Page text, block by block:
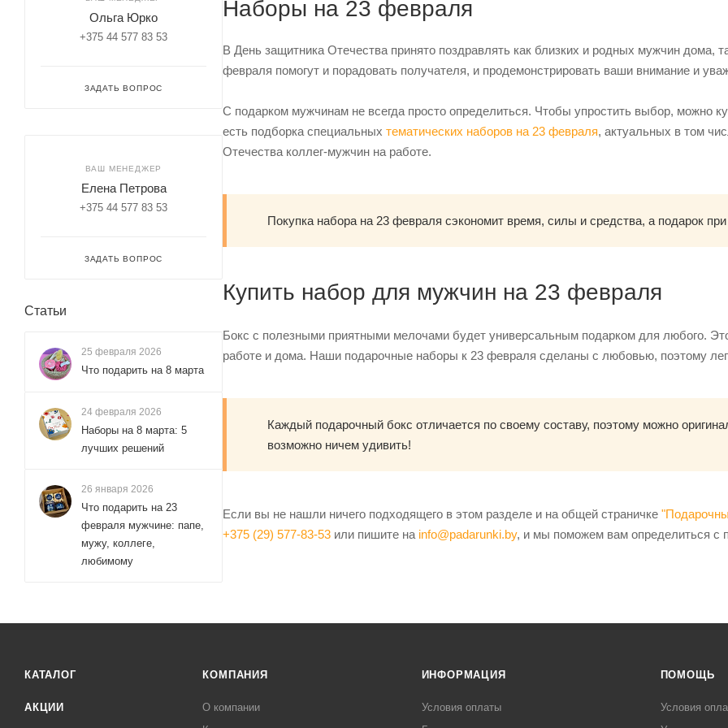
Наборы на 23 февраля
В День защитника Отечества принято поздравлять как близких и родных мужчин дома,
февраля помогут и порадовать получателя, и продемонстрировать ваши внимание и
С подарком мужчинам не всегда просто определиться. Чтобы упростить выбор, можно
есть подборка специальных тематических наборов на 23 февраля, актуальных в том
Отечества коллег-мужчин на работе.
Покупка набора на 23 февраля сэкономит время, силы и средства, а подарок
Купить набор для мужчин на 23 февраля
Бокс с полезными приятными мелочами будет универсальным подарком для любого.
работе и дома. Наши подарочные наборы к 23 февраля сделаны с любовью, поэтому
Каждый подарочный бокс отличается по своему составу, поэтому можно
возможно ничем удивить!
Если вы не нашли ничего подходящего в этом разделе и на общей страничке
+375 (29) 577-83-53 или пишите на info@padarunki.by, и мы поможем вам определиться с
Ольга Юрко
+375 44 577 83 53
ЗАДАТЬ ВОПРОС
ВАШ МЕНЕДЖЕР
Елена Петрова
+375 44 577 83 53
ЗАДАТЬ ВОПРОС
Статьи
25 февраля 2026
Что подарить на 8 марта
24 февраля 2026
Наборы на 8 марта: 5
лучших решений
26 января 2026
Что подарить на 23
февраля мужчине: папе,
мужу, коллеге,
любимому
КАТАЛОГ
АКЦИИ
КОМПАНИЯ
О компании
ИНФОРМАЦИЯ
Условия оплаты
ПОМОЩЬ
Условия